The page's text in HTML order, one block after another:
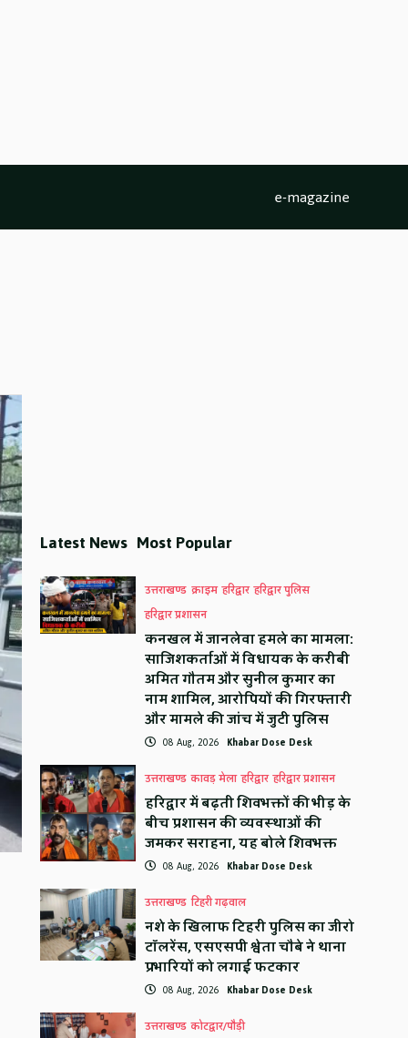
e-magazine
Latest News Most Popular
उत्तराखण्ड क्राइम हरिद्वार हरिद्वार पुलिस
हरिद्वार प्रशासन
कनखल में जानलेवा हमले का मामला:
साजिशकर्ताओं में विधायक के करीबी
अमित गौतम और सुनील कुमार का
नाम शामिल, आरोपियों की गिरफ्तारी
और मामले की जांच में जुटी पुलिस
08 Aug, 2026 Khabar Dose Desk
उत्तराखण्ड कावड़ मेला हरिद्वार हरिद्वार प्रशासन
हरिद्वार में बढ़ती शिवभक्तों की भीड़ के
बीच प्रशासन की व्यवस्थाओं की
जमकर सराहना, यह बोले शिवभक्त
08 Aug, 2026 Khabar Dose Desk
उत्तराखण्ड टिहरी गढ़वाल
नशे के खिलाफ टिहरी पुलिस का जीरो
टॉलरेंस, एसएसपी श्वेता चौबे ने थाना
प्रभारियों को लगाई फटकार
08 Aug, 2026 Khabar Dose Desk
उत्तराखण्ड कोटद्वार/पौड़ी